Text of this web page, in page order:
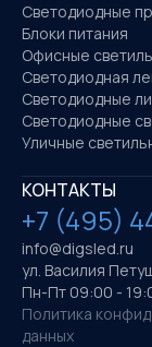
Светодиодные
Блоки питания
Офисные
Светодиодная
Светодиодные
Светодиодные
Уличные
КОНТАКТЫ
+7 (495)
info@digsled.ru
ул. Василия
Пн-Пт 09:00 -
Политика
данных